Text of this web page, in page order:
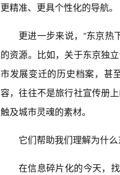
更精准、更具个性化的导航。
更进一步来说，“东京热
的资源。比如，关于东京独
市发展变迁的历史档案，甚
容，往往不是旅行社宣传册
触及城市灵魂的素材。
它们帮助我们理解为什
在信息碎片化的今天，